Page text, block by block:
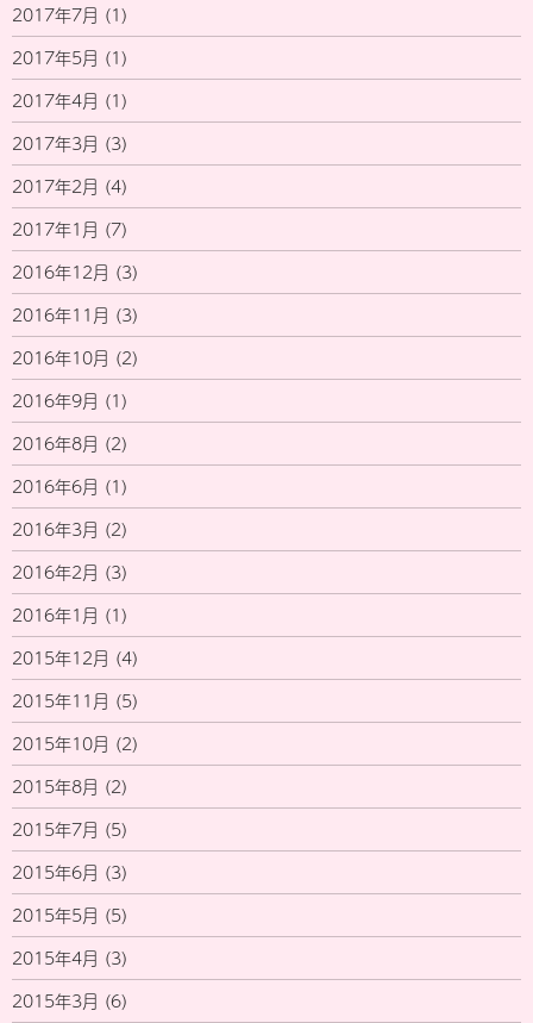
2017年7月 (1)
2017年5月 (1)
2017年4月 (1)
2017年3月 (3)
2017年2月 (4)
2017年1月 (7)
2016年12月 (3)
2016年11月 (3)
2016年10月 (2)
2016年9月 (1)
2016年8月 (2)
2016年6月 (1)
2016年3月 (2)
2016年2月 (3)
2016年1月 (1)
2015年12月 (4)
2015年11月 (5)
2015年10月 (2)
2015年8月 (2)
2015年7月 (5)
2015年6月 (3)
2015年5月 (5)
2015年4月 (3)
2015年3月 (6)